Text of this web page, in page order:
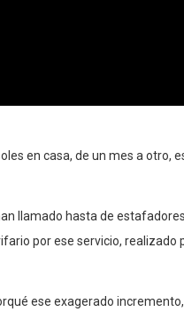
en casa, de un mes a otro,
llamado hasta de
por ese servicio, realizado
ese exagerado